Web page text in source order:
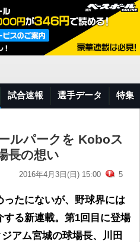
試合速報 選手データ 特集
ルパークを Koboス
長の想い
2016年4月3日(日) 15:00 5
たにないが、野球界には
る新連載。第1回目に登場
アム宮城の球場長、川田